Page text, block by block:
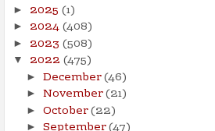
► 2025 (1)
► 2024(408)
► 2023 (508)
▼ 2022 (475)
► December(46)
► November(21)
► October(22)
►